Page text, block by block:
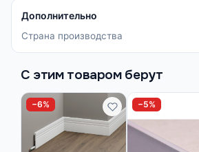
Дополнительно
Страна производства
С этим товаром берут
−6% −5%